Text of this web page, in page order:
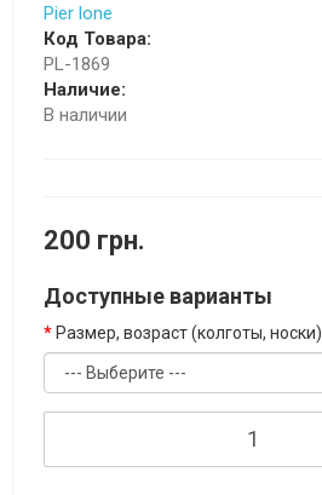
Pier lone
Код Товара:
PL-1869
Наличие:
В наличии
200 грн.
Доступные варианты
Размер, возраст (колготы, носки)